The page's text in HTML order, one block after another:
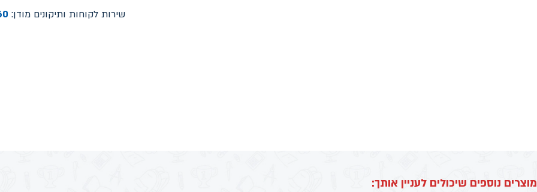
שירות לקוחות ותיקונים מודן:
מוצרים נוספים שיכולים לעניין אותך: